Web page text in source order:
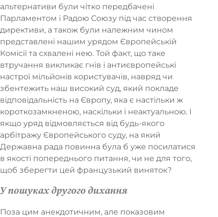
альтернативи були чітко передбачені
Парламентом і Радою Союзу під час створення
директиви, а також були належним чином
представлені нашим урядом Європейській
Комісії та схвалені нею. Той факт, що таке
втручання викликає гнів і антиєвропейські
настрої мільйонів користувачів, навряд чи
збентежить наш високий суд, який покладе
відповідальність на Європу, яка є настільки ж
короткозамкненою, наскільки і неактуальною. І
якщо уряд відмовляється від будь-якого
арбітражу Європейського суду, на який
Державна рада повинна була б уже посилатися
в якості попереднього питання, чи не для того,
щоб зберегти цей французький виняток?
У пошуках другого дихання
Поза цим анекдотичним, але показовим